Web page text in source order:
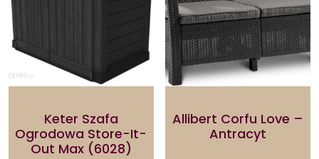
Keter Szafa
Ogrodowa Store-It-
Out Max (6028)
Allibert Corfu Love –
Antracyt